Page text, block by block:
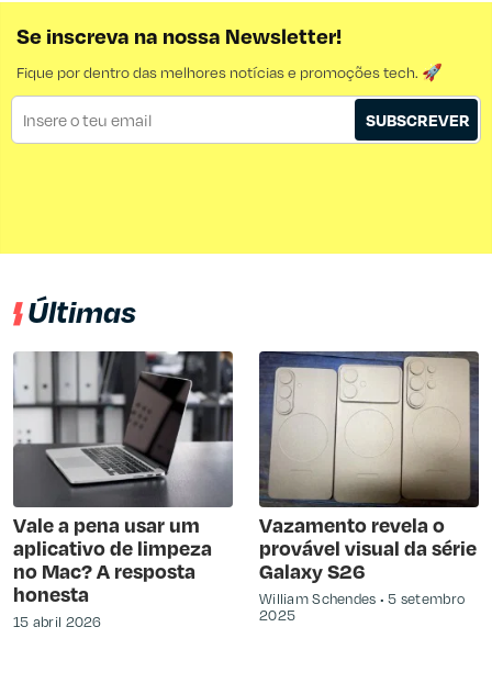
Se inscreva na nossa Newsletter!
Fique por dentro das melhores notícias e promoções tech. 🚀
SUBSCREVER
Últimas
Vale a pena usar um
aplicativo de limpeza
no Mac? A resposta
honesta
15 abril 2026
Vazamento revela o
provável visual da série
Galaxy S26
William Schendes
5 setembro
2025